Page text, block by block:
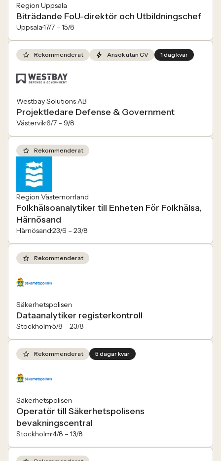
Region Uppsala
Biträdande FoU-direktör och Utbildningschef
Uppsala17/7 – 15/8
Rekommenderat Ansök utan CV 1 dag kvar
Westbay Solutions AB
Projektledare Defense & Government
Västervik6/7 – 9/8
Rekommenderat
Region Västernorrland
Folkhälsoanalytiker till Enheten För Folkhälsa,
Härnösand
Härnösand23/6 – 23/8
Rekommenderat
Säkerhetspolisen
Dataanalytiker registerkontroll
Stockholm5/8 – 23/8
Rekommenderat 5 dagar kvar
Säkerhetspolisen
Operatör till Säkerhetspolisens
bevakningscentral
Stockholm4/8 – 13/8